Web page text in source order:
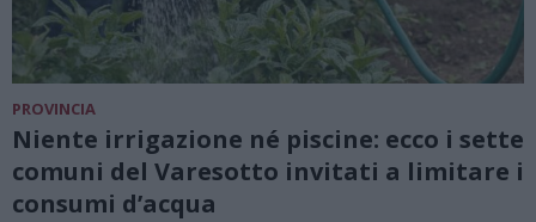
PROVINCIA
Niente irrigazione né piscine: ecco i sette
comuni del Varesotto invitati a limitare i
consumi d’acqua